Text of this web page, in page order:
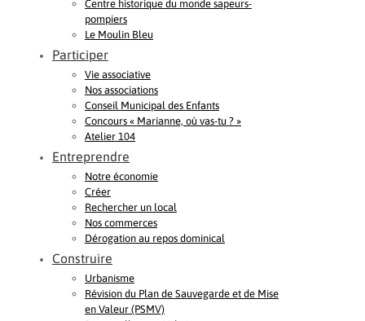
Centre historique du monde sapeurs-
pompiers
Le Moulin Bleu
Participer
Vie associative
Nos associations
Conseil Municipal des Enfants
Concours « Marianne, où vas-tu ? »
Atelier 104
Entreprendre
Notre économie
Créer
Rechercher un local
Nos commerces
Dérogation au repos dominical
Construire
Urbanisme
Révision du Plan de Sauvegarde et de Mise
en Valeur (PSMV)